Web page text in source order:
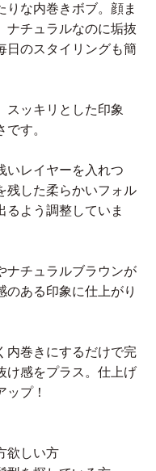
りな内巻きボブ。顔ま
ナチュラルなのに垢抜
日のスタイリングも簡
スッキリとした印象
す。
いレイヤーを入れつ
残した柔らかいフォル
るよう調整していま
ナチュラルブラウンが
ある印象に仕上がり
内巻きにするだけで完
け感をプラス。仕上げ
プ！
欲しい方